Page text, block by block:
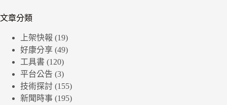
文章分類
上架快報 (19)
好康分享 (49)
工具書 (120)
平台公告 (3)
技術探討 (155)
新聞時事 (195)